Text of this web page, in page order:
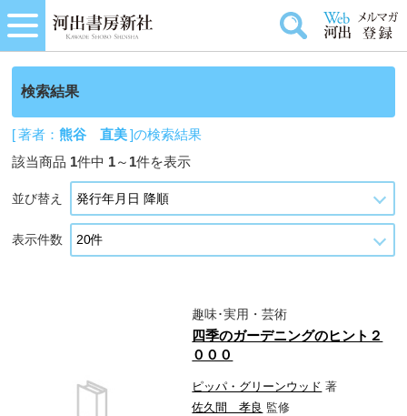
検索結果
[ 著者：熊谷 直美]の検索結果
該当商品 1件中 1～ 1件を表示
並び替え
表示件数
趣味･実用・芸術
四季のガーデニングのヒント２
０００
ピッパ・グリーンウッド 著
佐久間 孝良 監修